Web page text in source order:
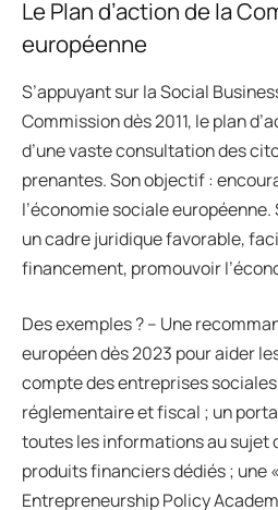
Le Plan d’action de la
européenne
S’appuyant sur la Social
Commission dès 2011, le plan
d’une vaste consultation des
prenantes. Son objectif :
l’économie sociale
un cadre juridique favorable,
financement, promouvoir
Des exemples ? – Une
européen dès 2023 pour aider
compte des entreprises
réglementaire et fiscal ; un
toutes les informations au sujet
produits financiers dédiés ; une
Entrepreneurship Policy